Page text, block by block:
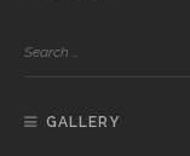
GALLERY